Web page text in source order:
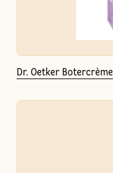
Dr. Oetker Botercrème